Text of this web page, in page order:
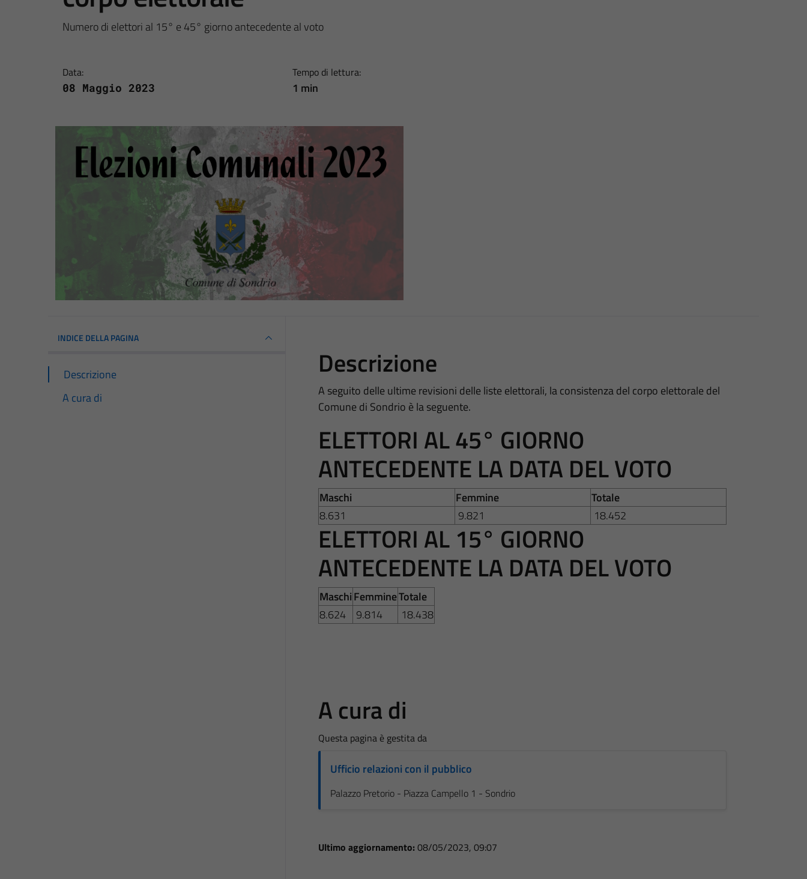
Numero di elettori al 15° e 45° giorno antecedente al voto
Data:
08 Maggio 2023
Tempo di lettura:
1 min
INDICE DELLA PAGINA
Descrizione
A cura di
Descrizione
A seguito delle ultime revisioni delle liste elettorali, la consistenza del corpo elettorale del
Comune di Sondrio è la seguente.
ELETTORI AL 45° GIORNO
ANTECEDENTE LA DATA DEL VOTO
Maschi Femmine
Totale
8.631
9.821 18.452
ELETTORI AL 15° GIORNO
ANTECEDENTE LA DATA DEL VOTO
MaschiFemmineTotale
8.624
9.814 18.438
A cura di
Questa pagina è gestita da
Ufficio relazioni con il pubblico
Palazzo Pretorio - Piazza Campello 1 - Sondrio
Ultimo aggiornamento: 08/05/2023, 09:07